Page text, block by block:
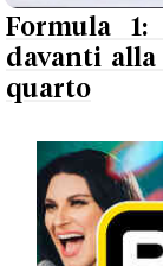
Formula
davanti
quarto